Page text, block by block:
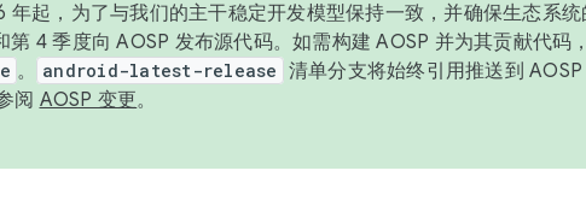
年起，为了与我们的主干稳定开发模型保持一致，并确保生态系
第 4 季度向 AOSP 发布源代码。如需构建 AOSP 并为其贡献代码
。 android-latest-release 清单分支将始终引用推送到
阅 AOSP 变更。